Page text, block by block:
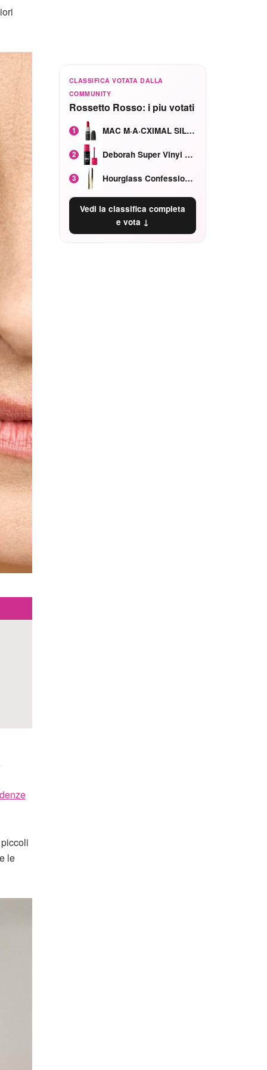
le
CLASSIFICA VOTATA DALLA
COMMUNITY
Rossetto Rosso: i piu votati
1 MAC M·A·CXIMAL SILKY MATTE Red Rock mat
2 Deborah Super Vinyl Shake Rosa Ciliegia
3 Hourglass Confession Ricaricabile Ultra Preciso Ad Alta Intensità Secretly Classic Red
Vedi la classifica completa
e vota ↓